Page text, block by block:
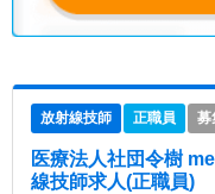
放射線技師 正職員 募
医療法人社団令樹
線技師求人(正職員)